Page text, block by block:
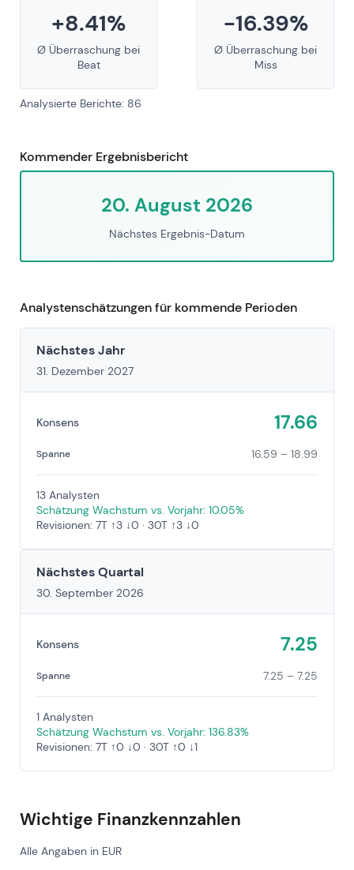
+8.41%
Ø Überraschung bei
Beat
-16.39%
Ø Überraschung bei
Miss
Analysierte Berichte: 86
Kommender Ergebnisbericht
20. August 2026
Nächstes Ergebnis-Datum
Analystenschätzungen für kommende Perioden
Nächstes Jahr
31. Dezember 2027
Konsens 17.66
Spanne 16.59 – 18.99
13 Analysten
Schätzung Wachstum vs. Vorjahr: 10.05%
Revisionen: 7T ↑3 ↓0 · 30T ↑3 ↓0
Nächstes Quartal
30. September 2026
Konsens 7.25
Spanne 7.25 – 7.25
1 Analysten
Schätzung Wachstum vs. Vorjahr: 136.83%
Revisionen: 7T ↑0 ↓0 · 30T ↑0 ↓1
Wichtige Finanzkennzahlen
Alle Angaben in EUR